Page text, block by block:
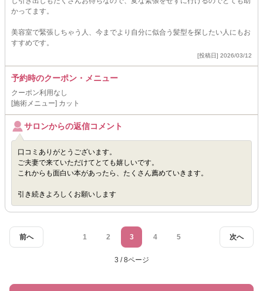
かってます。
美容室で緊張しちゃう人、今までより自分に似合う髪型を探したい人にもお
すすめです。
[投稿日] 2026/03/12
予約時のクーポン・メニュー
クーポン利用なし
[施術メニュー] カット
サロンからの返信コメント
口コミありがとうございます。
ご夫妻で来ていただけてとても嬉しいです。
これからも面白い本があったら、たくさん薦めていきます。
引き続きよろしくお願いします
前へ 次へ
1 2 3 4 5
3 / 8ページ